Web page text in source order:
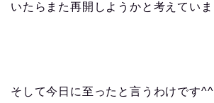
いたらまた再開しようかと考えていま
そして今日に至ったと言うわけです^^